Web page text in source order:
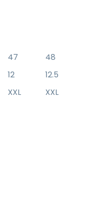
47
48
12
12.5
XXL XXL